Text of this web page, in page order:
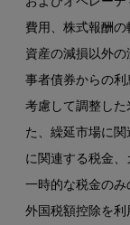
費用、株式報酬
資産の減損以外
事者債券からの
考慮して調整し
た、繰延市場に
に関連する税金
一時的な税金の
外国税額控除を利